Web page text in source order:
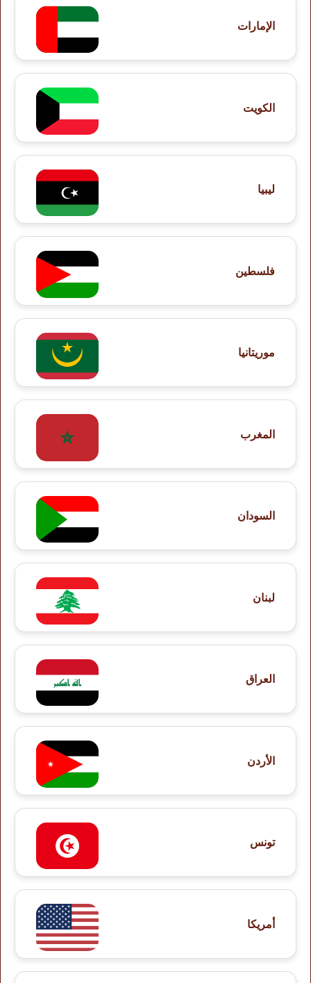
الإمارات
الكويت
ليبيا
فلسطين
موريتانيا
المغرب
السودان
لبنان
العراق
الأردن
تونس
أمريكا